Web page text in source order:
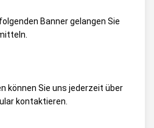
Banner gelangen Sie
können Sie uns jederzeit über
kontaktieren.